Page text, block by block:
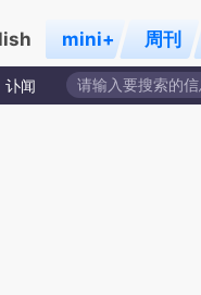
mini+ 周刊
讣闻